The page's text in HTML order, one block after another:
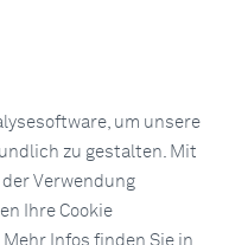
um unsere
zu gestalten. Mit
Verwendung
Ihre Cookie
Infos finden Sie in